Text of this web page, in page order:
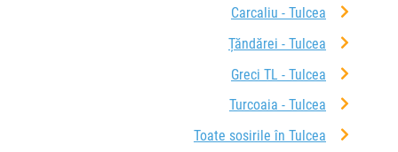
Carcaliu - Tulcea
Țăndărei - Tulcea
Greci TL - Tulcea
Turcoaia - Tulcea
Toate sosirile în Tulcea